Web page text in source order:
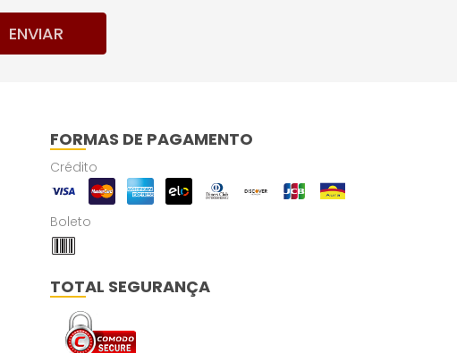
ENVIAR
FORMAS DE PAGAMENTO
Crédito
Boleto
TOTAL SEGURANÇA